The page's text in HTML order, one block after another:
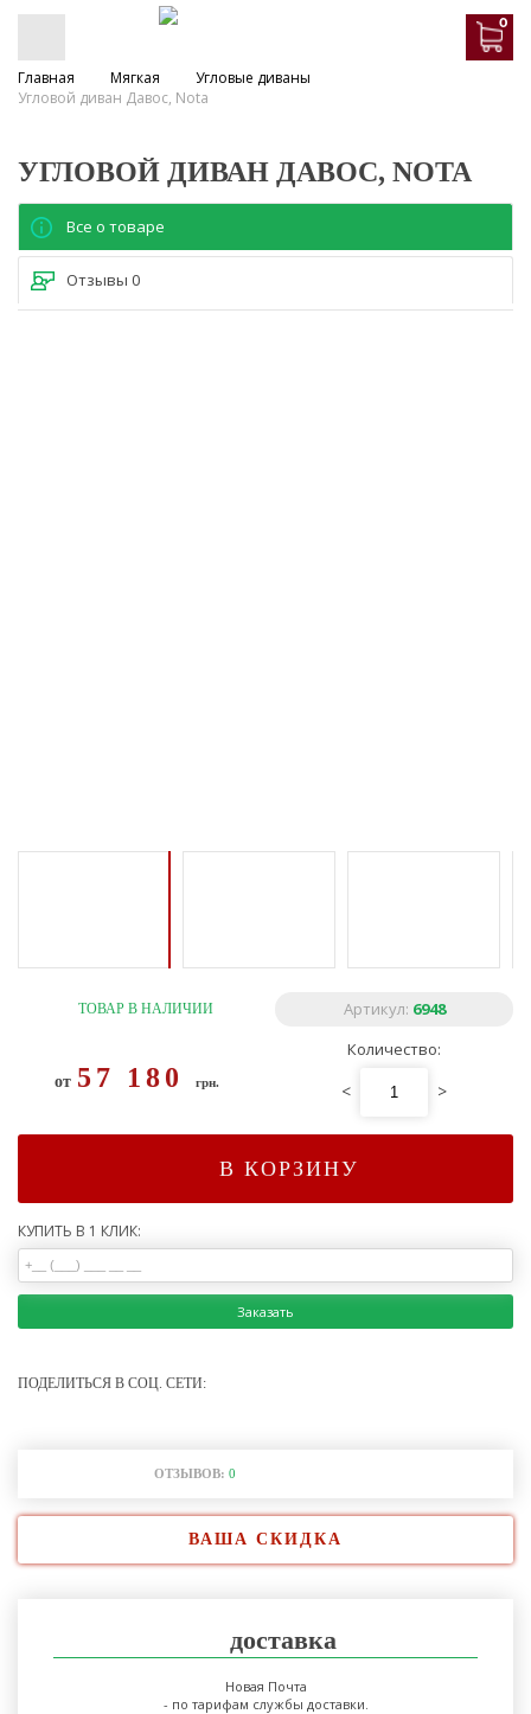
0
Главная Мягкая
Угловые диваны
Угловой диван Давос, Nota
УГЛОВОЙ ДИВАН ДАВОС, NOTA
Все о товаре
Отзывы 0
ТОВАР В НАЛИЧИИ Артикул: 6948
от 57 180 грн.
Количество:
< >
В КОРЗИНУ
КУПИТЬ В 1 КЛИК:
Заказать
ПОДЕЛИТЬСЯ В СОЦ. СЕТИ:
ОТЗЫВОВ: 0
ВАША СКИДКА
доставка
Новая Почта
- по тарифам службы доставки.